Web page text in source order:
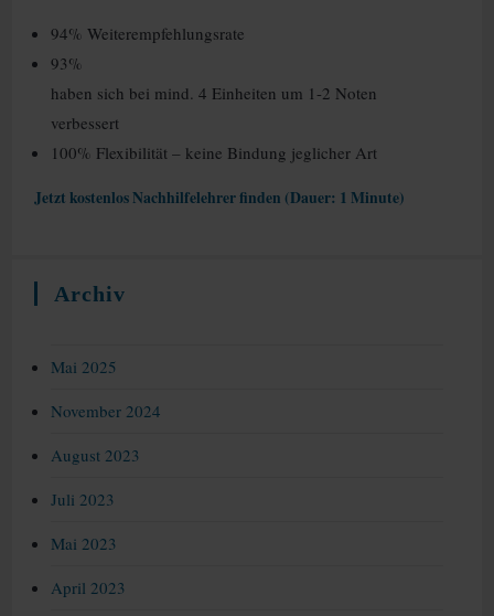
94% Weiterempfehlungsrate
93%
haben sich bei mind. 4 Einheiten um 1-2 Noten
verbessert
100% Flexibilität – keine Bindung jeglicher Art
Jetzt kostenlos Nachhilfelehrer finden (Dauer: 1 Minute)
Archiv
Mai 2025
November 2024
August 2023
Juli 2023
Mai 2023
April 2023